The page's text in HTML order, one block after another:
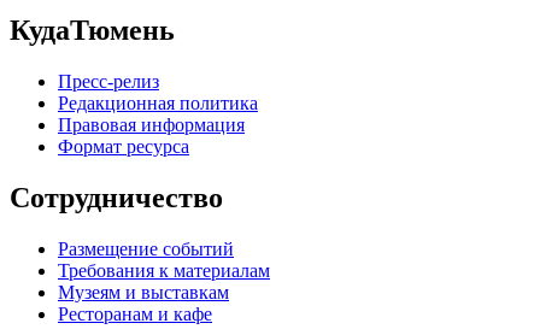
КудаТюмень
Пресс-релиз
Редакционная политика
Правовая информация
Формат ресурса
Сотрудничество
Размещение событий
Требования к материалам
Музеям и выставкам
Ресторанам и кафе